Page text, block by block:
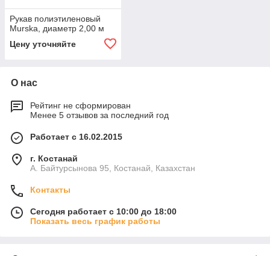
Рукав полиэтиленовый
Murska, диаметр 2,00 м
Цену уточняйте
О нас
Рейтинг не сформирован
Менее 5 отзывов за последний год
Работает с 16.02.2015
г. Костанай
А. Байтурсынова 95, Костанай, Казахстан
Контакты
Сегодня работает с 10:00 до 18:00
Показать весь график работы